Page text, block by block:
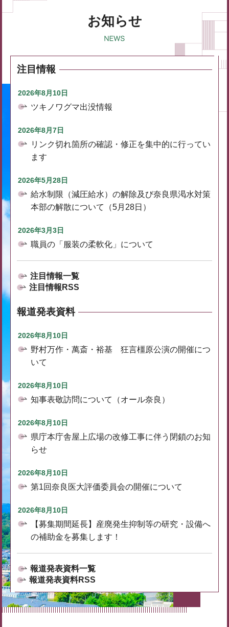
お知らせ
注目情報
2026年8月10日
ツキノワグマ出没情報
2026年8月7日
リンク切れ箇所の確認・修正を集中的に行ってい
ます
2026年5月28日
給水制限（減圧給水）の解除及び奈良県渇水対策
本部の解散について（5月28日）
2026年3月3日
職員の「服装の柔軟化」について
注目情報一覧
注目情報RSS
報道発表資料
2026年8月10日
野村万作・萬斎・裕基 狂言橿原公演の開催につ
いて
2026年8月10日
知事表敬訪問について（オール奈良）
2026年8月10日
県庁本庁舎屋上広場の改修工事に伴う閉鎖のお知
らせ
2026年8月10日
第1回奈良医大評価委員会の開催について
2026年8月10日
【募集期間延長】産廃発生抑制等の研究・設備へ
の補助金を募集します！
報道発表資料一覧
報道発表資料RSS